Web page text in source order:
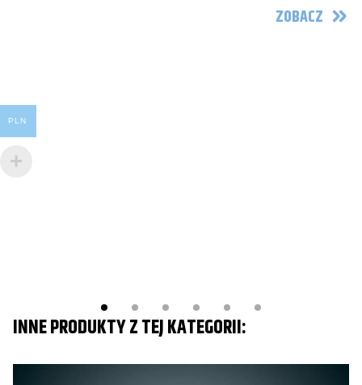
ZOBACZ
INNE PRODUKTY Z TEJ KATEGORII:
PLN